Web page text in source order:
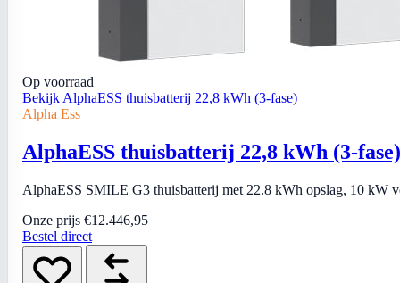
Op voorraad
Bekijk AlphaESS thuisbatterij 22,8 kWh (3-fase)
Alpha Ess
AlphaESS thuisbatterij 22,8 kWh (3-fase)
AlphaESS SMILE G3 thuisbatterij met 22.8 kWh opslag, 10 kW
Onze prijs €12.446,95
Bestel direct